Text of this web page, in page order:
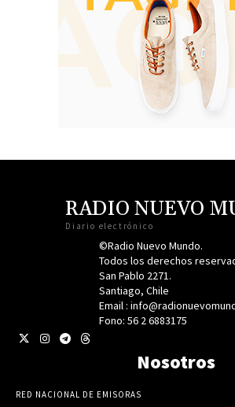
RADIO NUEVO
Diario electrónico
©Radio Nuevo Mundo.
Todos los derechos
San Pablo 2271.
Santiago, Chile
Email :
Fono: 56 2 6883175
Nosotros
RED NACIONAL DE EMISORAS